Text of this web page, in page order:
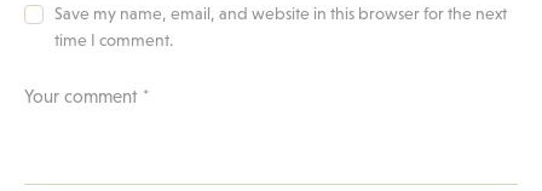
Save my name, email, and website in this browser for the next
time I comment.